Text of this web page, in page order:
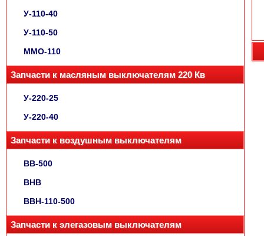
У-110-40
У-110-50
ММО-110
Запчасти к масляным выключателям 220 Кв
У-220-25
У-220-40
Запчасти к воздушным выключателям
ВВ-500
ВНВ
ВВН-110-500
Запчасти к элегазовым выключателям